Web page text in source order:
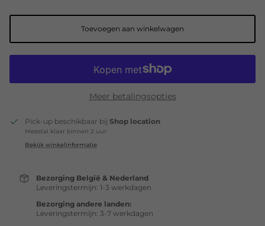
Toevoegen aan winkelwagen
Meer betalingsopties
Pick-up beschikbaar bij Shop location
Meestal klaar binnen 2 uur
Bekijk winkelinformatie
Bezorging België & Nederland
Leveringstermijn: 1-3 werkdagen
Bezorging andere landen:
Leveringstermijn: 3-7 werkdagen